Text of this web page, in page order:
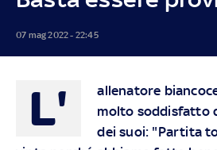
07 mag 2022 - 22:45
L'
allenatore
molto soddisfatto
dei suoi: "Partita